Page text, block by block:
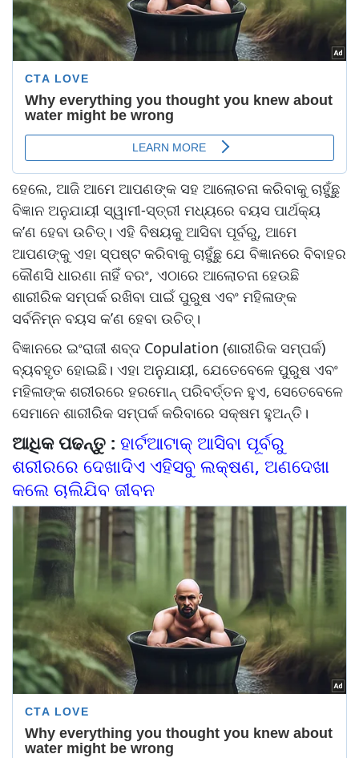
ହେଲେ, ଆଜି ଆମେ ଆପଣଙ୍କ ସହ ଆଲୋଚନା କରିବାକୁ ଚାହୁଁଛୁ
ବିଜ୍ଞାନ ଅନୁଯାୟୀ ସ୍ୱାମୀ-ସ୍ତ୍ରୀ ମଧ୍ୟରେ ବୟସ ପାର୍ଥକ୍ୟ
କ’ଣ ହେବା ଉଚିତ୍। ଏହି ବିଷୟକୁ ଆସିବା ପୂର୍ବରୁ, ଆମେ
ଆପଣଙ୍କୁ ଏହା ସ୍ପଷ୍ଟ କରିବାକୁ ଚାହୁଁଛୁ ଯେ ବିଜ୍ଞାନରେ ବିବାହର
କୌଣସି ଧାରଣା ନାହିଁ ବରଂ, ଏଠାରେ ଆଲୋଚନା ହେଉଛି
ଶାରୀରିକ ସମ୍ପର୍କ ରଖିବା ପାଇଁ ପୁରୁଷ ଏବଂ ମହିଳାଙ୍କ
ସର୍ବନିମ୍ନ ବୟସ କ’ଣ ହେବା ଉଚିତ୍।
ବିଜ୍ଞାନରେ ଇଂରାଜୀ ଶବ୍ଦ Copulation (ଶାରୀରିକ ସମ୍ପର୍କ)
ବ୍ୟବହୃତ ହୋଇଛି। ଏହା ଅନୁଯାୟୀ, ଯେତେବେଳେ ପୁରୁଷ ଏବଂ
ମହିଳାଙ୍କ ଶରୀରରେ ହରମୋନ୍ ପରିବର୍ତ୍ତନ ହୁଏ, ସେତେବେଳେ
ସେମାନେ ଶାରୀରିକ ସମ୍ପର୍କ କରିବାରେ ସକ୍ଷମ ହୁଅନ୍ତି।
ଆଧିକ ପଢନ୍ତୁ : ହାର୍ଟଆଟାକ୍ ଆସିବା ପୂର୍ବରୁ
ଶରୀରରେ ଦେଖାଦିଏ ଏହିସବୁ ଲକ୍ଷଣ, ଅଣଦେଖା
କଲେ ଚାଲିଯିବ ଜୀବନ